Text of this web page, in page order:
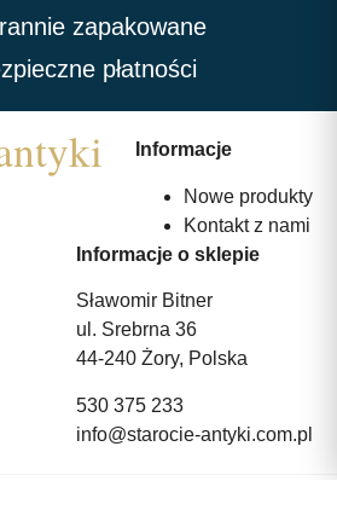
zapakowane
płatności
Informacje
Nowe produkty
Kontakt z nami
Informacje o sklepie
Sławomir Bitner
ul. Srebrna 36
44-240 Żory, Polska
530 375 233
info@starocie-antyki.com.pl